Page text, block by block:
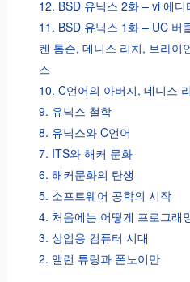
12. BSD 유닉스 2화 – vi 에디
11. BSD 유닉스 1화 – UC 버
켄 톰슨, 데니스 리치, 브라이
스
10. C언어의 아버지, 데니스
9. 유닉스 철학
8. 유닉스와 C언어
7. ITS와 해커 문화
6. 해커문화의 탄생
5. 소프트웨어 공학의 시작
4. 처음에는 어떻게 프로그래
3. 상업용 컴퓨터 시대
2. 앨런 튜링과 폰노이만